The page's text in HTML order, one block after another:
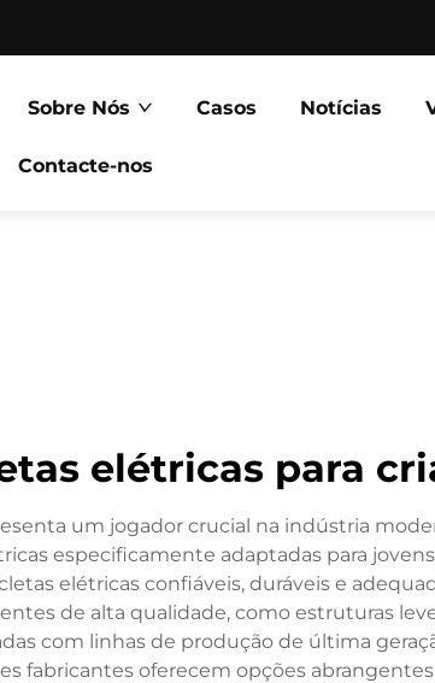
Sobre Nós Casos Notícias
Contacte-nos
elétricas para
um jogador crucial na indústria
especificamente adaptadas para
elétricas confiáveis, duráveis e
de alta qualidade, como estruturas
com linhas de produção de última
fabricantes oferecem opções